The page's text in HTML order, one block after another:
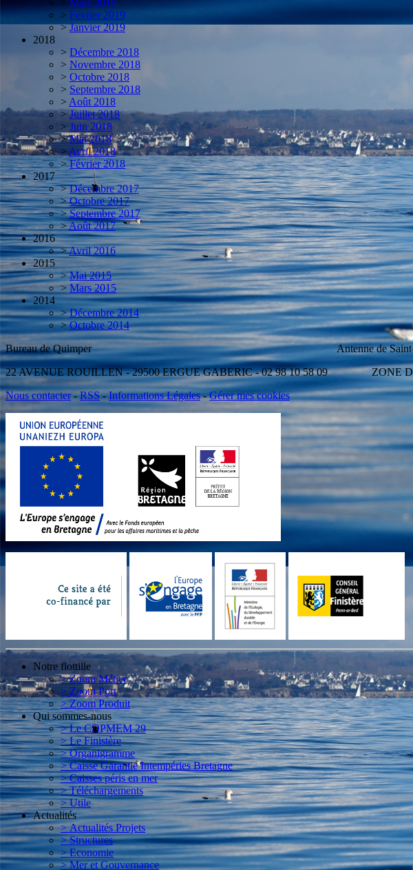
> Mars 2019
> Février 2019
> Janvier 2019
2018
> Décembre 2018
> Novembre 2018
> Octobre 2018
> Septembre 2018
> Août 2018
> Juillet 2018
> Juin 2018
> Mai 2018
> Avril 2018
> Février 2018
2017
> Décembre 2017
> Octobre 2017
> Septembre 2017
>Août 2017
2016
>Avril 2016
2015
> Mai 2015
> Mars 2015
2014
> Décembre 2014
> Octobre 2014
Bureau de Quimper Antenne de Saint-
22 AVENUE ROUILLEN - 29500 ERGUE GABERIC - 02 98 10 58 09 ZONE DE
Nous contacter-RSS-Informations Légales-Gérer mes cookies
Notre flottille
> Zoom Métier
> Zoom Port
> Zoom Produit
Qui sommes-nous
> Le CDPMEM 29
> Le Finistère
> Organigramme
> Caisse Garantie Intempéries Bretagne
> Caisses péris en mer
> Téléchargements
> Utile
Actualités
> Actualités Projets
> Structures
> Economie
> Mer et Gouvernance